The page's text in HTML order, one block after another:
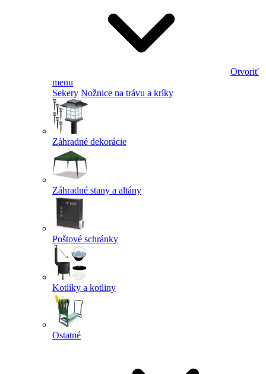
Otvoriť
menu
Sekery Nožnice na trávu a kríky
Záhradné dekorácie
Záhradné stany a altány
Poštové schránky
Kotlíky a kotliny
Ostatné